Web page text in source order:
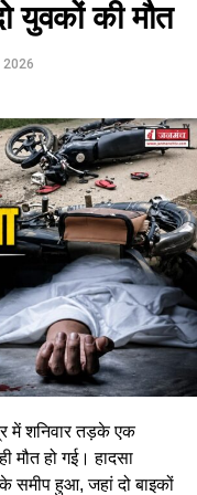
के प्रति इस तरह का
यादव तथा उनके
युवकों की मौत
में शनिवार तड़के एक
मौत हो गई। हादसा
के समीप हुआ, जहां दो बाइकों